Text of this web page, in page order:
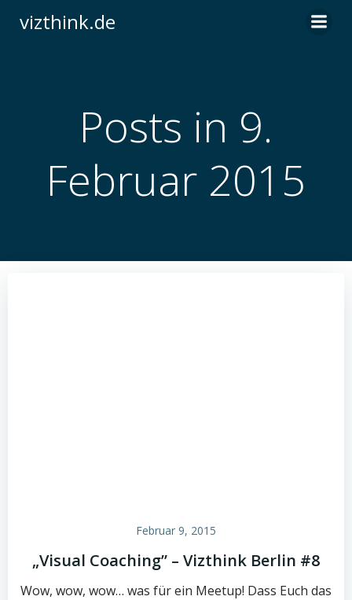
vizthink.de
Posts in 9.
Februar 2015
Februar 9, 2015
„Visual Coaching” – Vizthink Berlin #8
Wow, wow, wow… was für ein Meetup! Dass Euch das